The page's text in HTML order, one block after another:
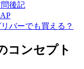
後記
バーでも買える？
コンセプト